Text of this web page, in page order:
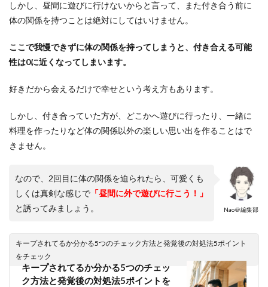
しかし、昼間に遊びに行けないからと言って、また付き合う前に
体の関係を持つことは絶対にしてはいけません。
ここで我慢できずに体の関係を持ってしまうと、付き合える可能
性は0に近くなってしまいます。
好きだから会えるだけで幸せという考え方もあります。
しかし、付き合っていた方が、どこかへ遊びに行ったり、一緒に
料理を作ったりなど体の関係以外の楽しい思い出を作ることはで
きません。
Nao＠編集部
なので、2回目に体の関係を迫られたら、可愛くも
しくは真剣な感じで 「昼間に外で遊びに行こう！」
と誘ってみましょう。
キープされてるか分かる5つのチェック方法と発覚後の対処法5ポイント
をチェック
キープされてるか分かる5つのチェッ
ク方法と発覚後の対処法5ポイントを